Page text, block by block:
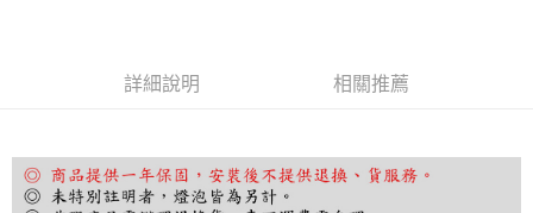
３．安心：先確認商品／服務後，再付款。
結帳頁面，進行簡訊認證並確認金額後，即可完成結帳。
２．訂單成立數日內，您將收到繳費通知簡訊。
詳細說明 相關推薦